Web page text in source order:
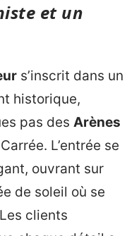
et un
s’inscrit dans un
historique,
pas des Arènes
L’entrée se
ouvrant sur
de soleil où se
clients